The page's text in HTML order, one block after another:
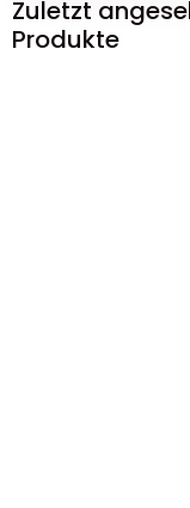
Zuletzt
Produkte